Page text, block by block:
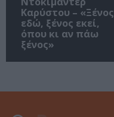
Καρύστου – «Ξένος
εδώ, ξένος εκεί,
όπου κι αν πάω
ξένος»